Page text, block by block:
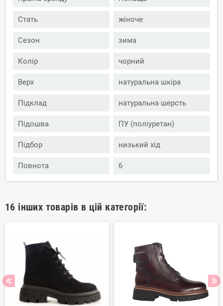
Стать жіноче
Сезон зима
Колір чорний
Верх натуральна шкіра
Підклад натуральна шерсть
Підошва ПУ (поліуретан)
Підбор низький хід
Повнота 6
16 інших товарів в цій категорії: